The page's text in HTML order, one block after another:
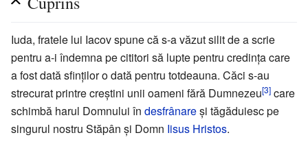
Iuda, fratele lui Iacov spune că s-a văzut silit de a scrie
pentru a-i îndemna pe cititori să lupte pentru credinţa care
a fost dată sfinţilor o dată pentru totdeauna. Căci s-au
strecurat printre creştini unii oameni fără Dumnezeu[3] care
schimbă harul Domnului în desfrânareşi tăgăduiesc pe
singurul nostru Stăpân şi Domn Iisus Hristos.